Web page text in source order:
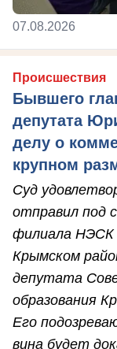
07.08.2026
Происшествия
Бывшего
депутата
делу о
крупном
Суд
отправил под
филиала НЭСК
Крымском
депутата
образования
Его
вина будет